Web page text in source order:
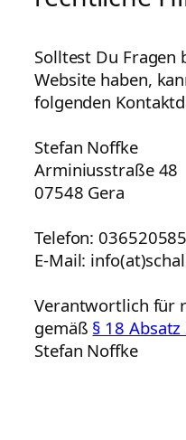
Solltest Du Fragen
Website haben,
folgenden
Stefan Noffke
Arminiusstraße 48
07548 Gera
Telefon:
E-Mail:
Verantwortlich für
gemäß § 18
Stefan Noffke